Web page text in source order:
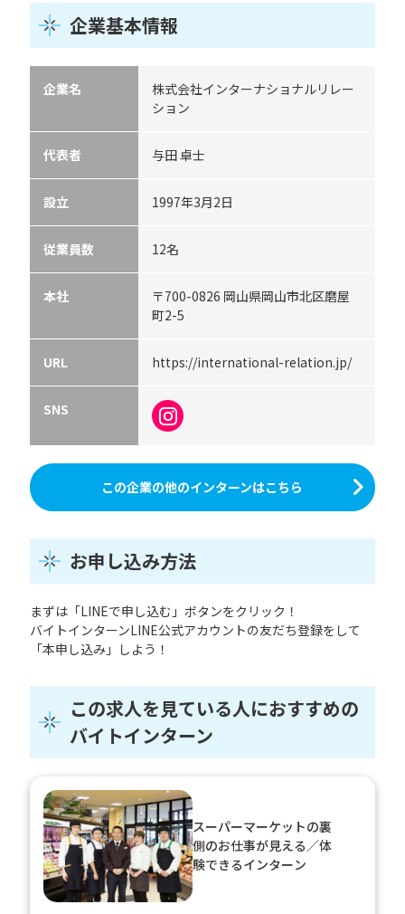
企業基本情報
企業名
株式会社インターナショナルリレー
ション
代表者 与田 卓士
設立 1997年3月2日
従業員数 12名
本社
〒700-0826 岡山県岡山市北区磨屋
町2-5
URL https://international-relation.jp/
SNS
この企業の他のインターンはこちら
お申し込み方法
まずは「LINEで申し込む」ボタンをクリック！
バイトインターンLINE公式アカウントの友だち登録をして
「本申し込み」しよう！
この求人を見ている人におすすめの
バイトインターン
スーパーマーケットの裏
側のお仕事が見える／体
験できるインターン